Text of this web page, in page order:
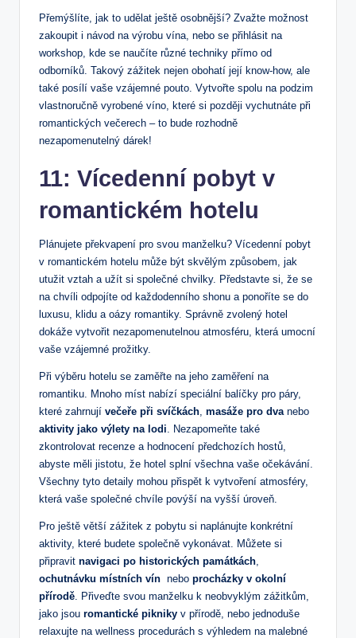
Přemýšlíte, jak to udělat ještě⁢ osobnější? Zvažte možnost
zakoupit i ​návod na výrobu⁢ vína, nebo ⁤se ⁢přihlásit ⁣na
workshop, ⁣kde se naučíte různé techniky přímo od
odborníků. Takový zážitek nejen obohatí ⁢její⁣ know-how, ale
také posílí vaše vzájemné pouto. Vytvořte ⁢spolu na podzim
vlastnoručně⁤ vyrobené víno, které si ⁢později vychutnáte při
romantických večerech – to bude‌ rozhodně
nezapomenutelný dárek!
11: Vícedenní pobyt v
romantickém hotelu
Plánujete ​překvapení pro svou manželku? Vícedenní pobyt
v romantickém hotelu ​může být skvělým způsobem, jak
utužit vztah a užít si společné‌ chvilky.​ Představte si, že se
na chvíli odpojíte ⁤od⁢ každodenního shonu a ​ponoříte se do
luxusu, klidu a oázy ‍romantiky. Správně ‌zvolený⁤ hotel
dokáže vytvořit nezapomenutelnou atmosféru, která umocní
vaše⁢ vzájemné prožitky.
Při výběru hotelu ⁢se zaměřte na ⁤jeho zaměření na
romantiku. Mnoho míst nabízí speciální balíčky pro páry,
které zahrnují večeře při svíčkách masáže pro dva nebo
aktivity jako výlety⁢ na lodi . Nezapomeňte také
zkontrolovat recenze a hodnocení ‌předchozích hostů,
abyste měli jistotu, že hotel splní všechna vaše ⁢očekávání.
‌Všechny‌ tyto detaily mohou přispět k ​vytvoření atmosféry,
která vaše společné chvíle povýší na vyšší úroveň.
Pro ještě větší zážitek z pobytu si naplánujte konkrétní
aktivity, které budete společně⁢ vykonávat. Můžete ⁢si
připravit navigaci po historických památkách
ochutnávku ⁤místních vín ⁤ nebo procházky v okolní
přírodě . Přiveďte svou manželku k neobvyklým zážitkům,
jako jsou romantické pikniky v‍ přírodě, nebo jednoduše
relaxujte na wellness procedurách s výhledem na malebné